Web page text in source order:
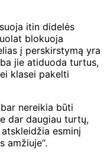
itin didelės
blokuoja
į perskirstymą yra
jie atiduoda turtus,
klasei pakelti
nereikia būti
dar daugiau turtų,
esminį
amžiuje“.